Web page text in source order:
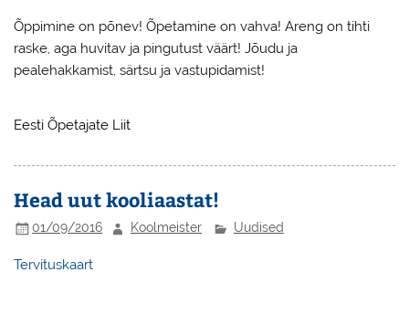
Õppimine on põnev! Õpetamine on vahva! Areng on tihti
raske, aga huvitav ja pingutust väärt! Jõudu ja
pealehakkamist, särtsu ja vastupidamist!
Eesti Õpetajate Liit
Head uut kooliaastat!
01/09/2016 Koolmeister Uudised
Tervituskaart